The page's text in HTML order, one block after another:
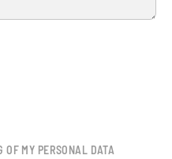
OF MY PERSONAL DATA